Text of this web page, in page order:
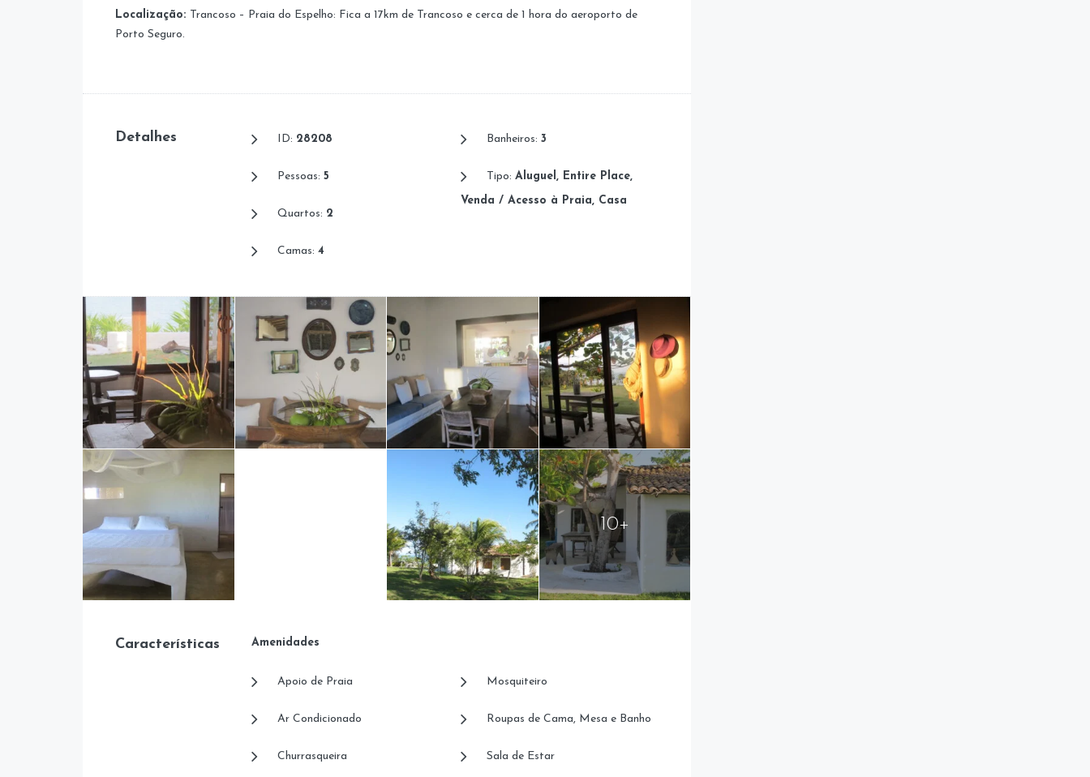
Localização: Trancoso – Praia do Espelho: Fica a 17km de Trancoso e cerca de 1 hora do aeroporto de
Porto Seguro.
Detalhes ID: 28208
Pessoas: 5
Quartos: 2
Camas: 4
Banheiros: 3
Tipo: Aluguel, Entire Place,
Venda / Acesso à Praia, Casa
10+
Características Amenidades
Apoio de Praia
Ar Condicionado
Churrasqueira
Mosquiteiro
Roupas de Cama, Mesa e Banho
Sala de Estar